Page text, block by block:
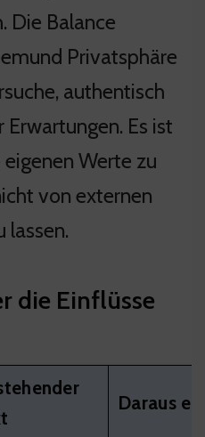
Die Balance
Privatsphäre
authentisch
Es ist
Werte zu
von externen
lassen.
die Einflüsse
Daraus